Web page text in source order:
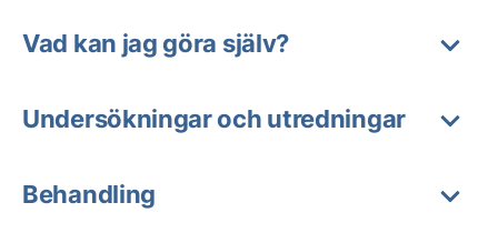
Vad kan jag göra själv?
Undersökningar och utredningar
Behandling